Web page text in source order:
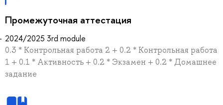
Промежуточная аттестация
2024/2025 3rd module
0.3 * Контрольная работа 2 + 0.2 * Контрольная работа
1 + 0.1 * Активность + 0.2 * Экзамен + 0.2 * Домашнее
задание